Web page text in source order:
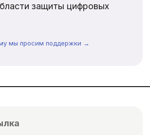
защиты цифровых
мы просим поддержки →